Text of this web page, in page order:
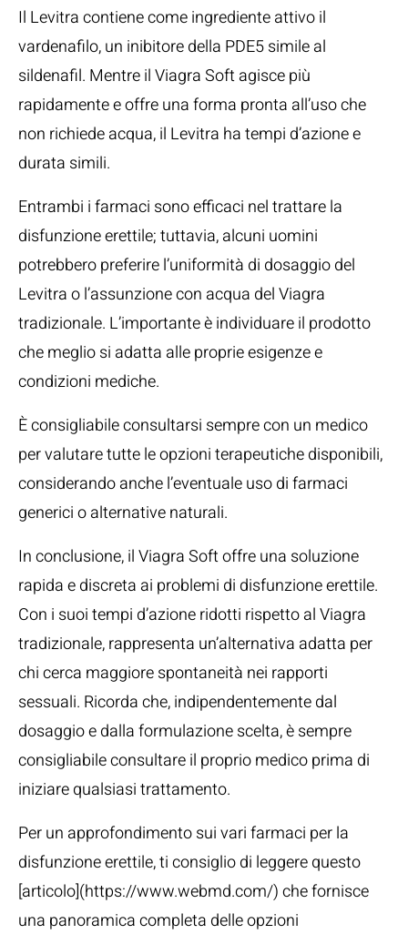
Il Levitra contiene come ingrediente attivo il
vardenafilo, un inibitore della PDE5 simile al
sildenafil. Mentre il Viagra Soft agisce più
rapidamente e offre una forma pronta all’uso che
non richiede acqua, il Levitra ha tempi d’azione e
durata simili.
Entrambi i farmaci sono efficaci nel trattare la
disfunzione erettile; tuttavia, alcuni uomini
potrebbero preferire l’uniformità di dosaggio del
Levitra o l’assunzione con acqua del Viagra
tradizionale. L’importante è individuare il prodotto
che meglio si adatta alle proprie esigenze e
condizioni mediche.
È consigliabile consultarsi sempre con un medico
per valutare tutte le opzioni terapeutiche disponibili,
considerando anche l’eventuale uso di farmaci
generici o alternative naturali.
In conclusione, il Viagra Soft offre una soluzione
rapida e discreta ai problemi di disfunzione erettile.
Con i suoi tempi d’azione ridotti rispetto al Viagra
tradizionale, rappresenta un’alternativa adatta per
chi cerca maggiore spontaneità nei rapporti
sessuali. Ricorda che, indipendentemente dal
dosaggio e dalla formulazione scelta, è sempre
consigliabile consultare il proprio medico prima di
iniziare qualsiasi trattamento.
Per un approfondimento sui vari farmaci per la
disfunzione erettile, ti consiglio di leggere questo
[articolo](https://www.webmd.com/) che fornisce
una panoramica completa delle opzioni